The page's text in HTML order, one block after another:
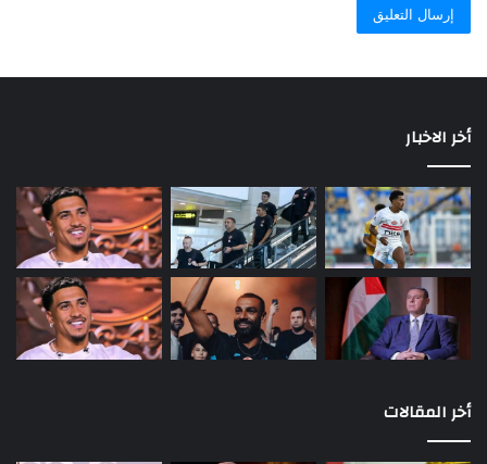
أخر الاخبار
أخر المقالات